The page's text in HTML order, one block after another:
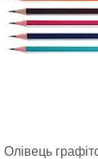
Олівець